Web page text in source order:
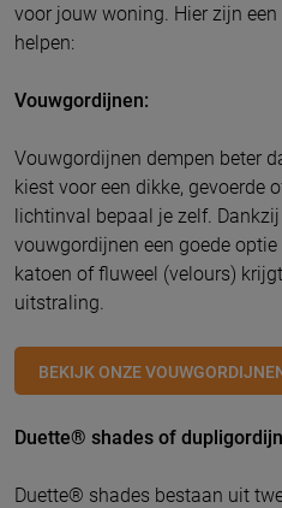
voor jouw woning. Hier zijn
helpen:
Vouwgordijnen:
Vouwgordijnen dempen beter
kiest voor een dikke, gevoerde
lichtinval bepaal je zelf.
vouwgordijnen een goede
katoen of fluweel (velours)
uitstraling.
BEKIJK ONZE
Duette® shades of
Duette® shades bestaan uit